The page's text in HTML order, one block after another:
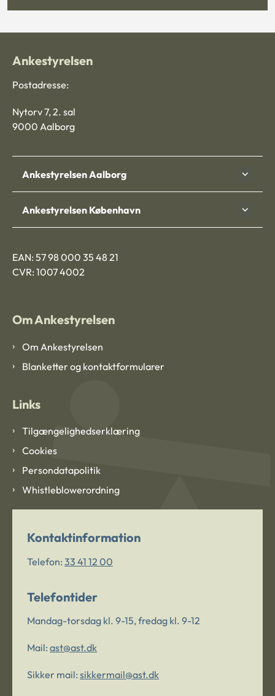
Ankestyrelsen
Postadresse:
Nytorv 7, 2. sal
9000 Aalborg
Ankestyrelsen Aalborg
Ankestyrelsen København
EAN: 57 98 000 35 48 21
CVR: 1007 4002
Om Ankestyrelsen
Om Ankestyrelsen
Blanketter og kontaktformularer
Links
Tilgængelighedserklæring
Cookies
Persondatapolitik
Whistleblowerordning
Kontaktinformation
Telefon: 33 41 12 00
Telefontider
Mandag-torsdag kl. 9-15, fredag kl. 9-12
Mail: ast@ast.dk
Sikker mail: sikkermail@ast.dk